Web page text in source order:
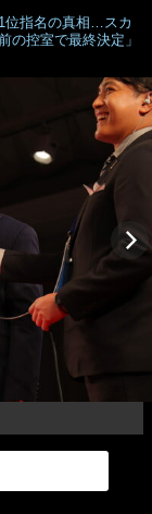
位指名の真相…スカ
の控室で最終決定」